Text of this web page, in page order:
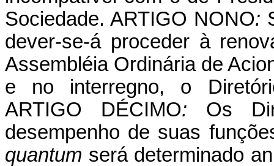
Sociedade. ARTIGO NONO:
dever-se-á proceder à
Assembléia Ordinária de
e no interregno, o
ARTIGO
DÉCIMO: Os
desempenho de suas
quantum será determinado